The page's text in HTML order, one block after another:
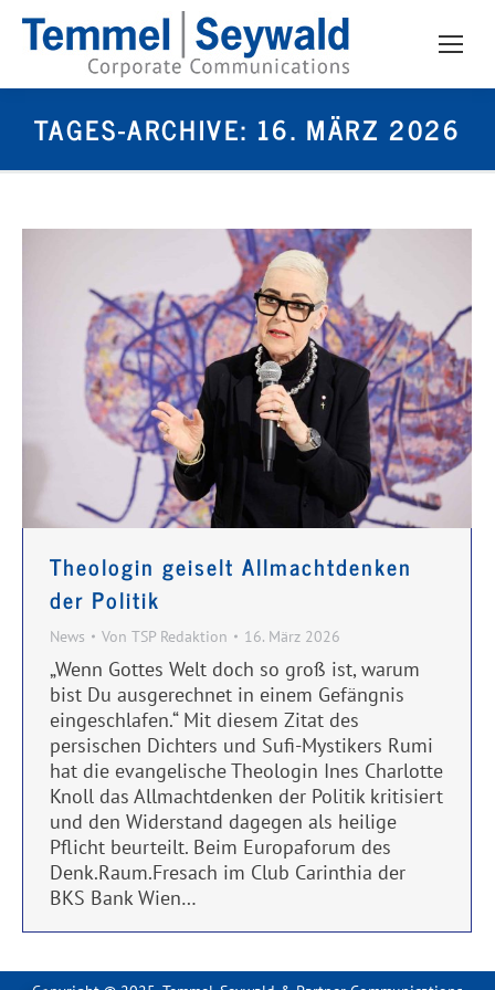
TAGES-ARCHIVE: 16. MÄRZ 2026
Theologin geiselt Allmachtdenken
der Politik
News Von TSP Redaktion 16. März 2026
„Wenn Gottes Welt doch so groß ist, warum
bist Du ausgerechnet in einem Gefängnis
eingeschlafen.“ Mit diesem Zitat des
persischen Dichters und Sufi-Mystikers Rumi
hat die evangelische Theologin Ines Charlotte
Knoll das Allmachtdenken der Politik kritisiert
und den Widerstand dagegen als heilige
Pflicht beurteilt. Beim Europaforum des
Denk.Raum.Fresach im Club Carinthia der
BKS Bank Wien…